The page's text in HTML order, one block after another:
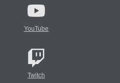
YouTube
Twitch